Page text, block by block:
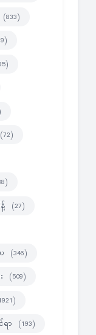
(833)
(72)
(27)
(346)
(509)
ာ (193)